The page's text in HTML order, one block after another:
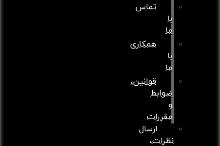
تماس
با
ما
همکاری
با
ما
قوانین،
ضوابط
و
مقررات
ارسال
نظرات،